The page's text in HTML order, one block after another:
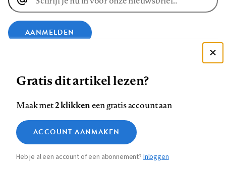
E-
mailadres
AANMELDEN
op
Facebook
op
LinkedIn
op
Bluesky
ons
op
InstagramYouTube
Footer
Contact Colofon Disclaimer Privacy
Medische vragen verdienen
betrouwbare antwoorden
Zie onze cookie policy
Analytische cookies
Marketing cookies
Gratis dit artikel lezen?
Maak met2 klikkeneen gratis account aan
ACCOUNT AANMAKEN
Heb je al een account of een abonnement?Inloggen